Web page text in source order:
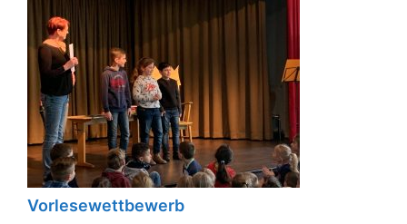
Vorlesewettbewerb